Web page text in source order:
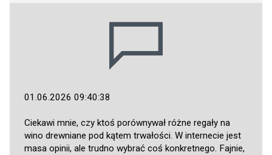
01.06.2026 09:40:38
Ciekawi mnie, czy ktoś porównywał różne regały na
wino drewniane pod kątem trwałości. W internecie jest
masa opinii, ale trudno wybrać coś konkretnego. Fajnie,